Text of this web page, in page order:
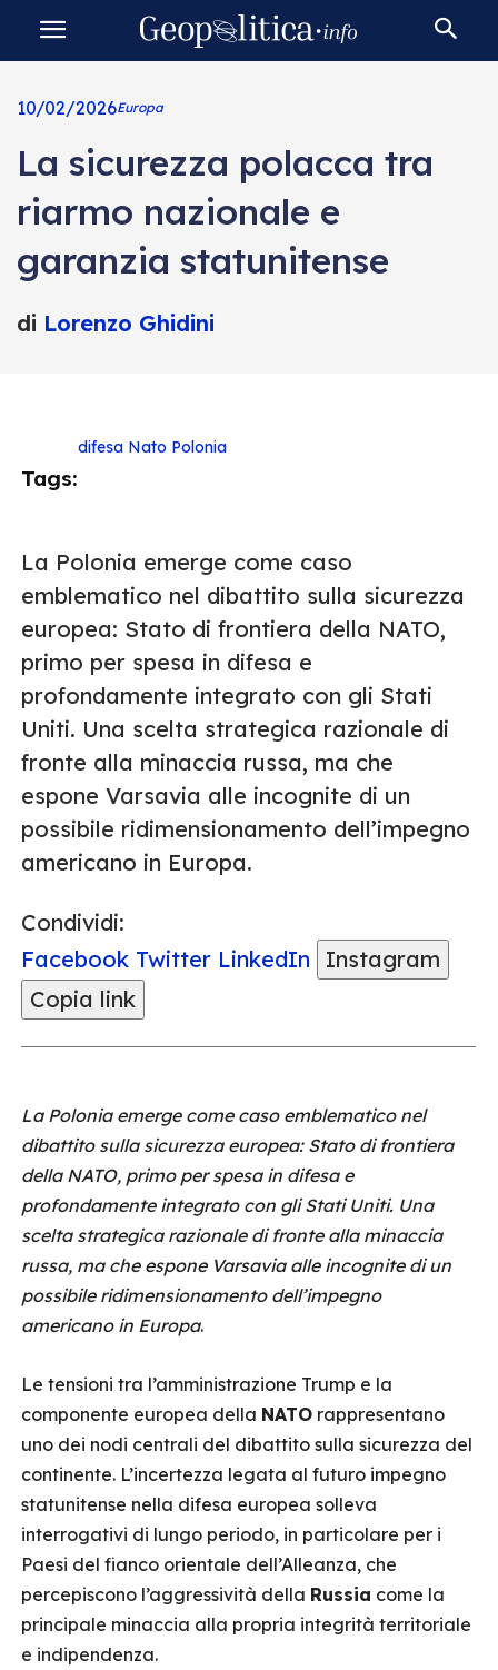
10/02/2026Europa
La sicurezza polacca tra
riarmo nazionale e
garanzia statunitense
di Lorenzo Ghidini
Tags:
difesa Nato Polonia
La Polonia emerge come caso
emblematico nel dibattito sulla sicurezza
europea: Stato di frontiera della NATO,
primo per spesa in difesa e
profondamente integrato con gli Stati
Uniti. Una scelta strategica razionale di
fronte alla minaccia russa, ma che
espone Varsavia alle incognite di un
possibile ridimensionamento dell’impegno
americano in Europa.
Condividi:
Facebook Twitter LinkedIn
Instagram
Copia link
La Polonia emerge come caso emblematico nel
dibattito sulla sicurezza europea: Stato di frontiera
della NATO, primo per spesa in difesa e
profondamente integrato con gli Stati Uniti. Una
scelta strategica razionale di fronte alla minaccia
russa, ma che espone Varsavia alle incognite di un
possibile ridimensionamento dell’impegno
americano in Europa.
Le tensioni tra l’amministrazione Trump e la
componente europea della NATO rappresentano
uno dei nodi centrali del dibattito sulla sicurezza del
continente. L’incertezza legata al futuro impegno
statunitense nella difesa europea solleva
interrogativi di lungo periodo, in particolare per i
Paesi del fianco orientale dell’Alleanza, che
percepiscono l’aggressività della Russia come la
principale minaccia alla propria integrità territoriale
e indipendenza.